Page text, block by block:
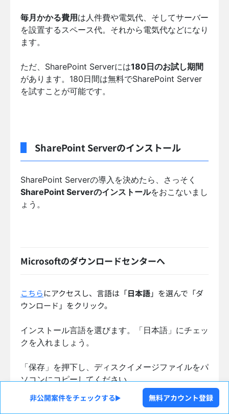
毎月かかる費用 は人件費や電気代、そしてサーバー
を設置するスペース代。それから電気代などになり
ます。
ただ、SharePoint Serverには180日のお試し期間
があります。180日間は無料でSharePoint Server
を試すことが可能です。
SharePoint Serverのインストール
SharePoint Serverの導入を決めたら、さっそく
SharePoint Serverのインストールをおこないまし
ょう。
Microsoftのダウンロードセンターへ
こちらにアクセスし、言語は「日本語」を選んで「ダ
ウンロード」をクリック。
インストール言語を選びます。「日本語」にチェッ
クを入れましょう。
「保存」を押下し、ディスクイメージファイルをパ
ソコンにコピーしてください。
非公開案件をチェックする
無料アカウント登録